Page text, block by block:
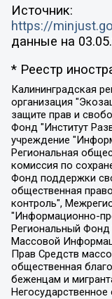
Источник:
https://
данные на
* Реестр
Калининградская региональная общественная организация "Экозащита!-Женсовет", Фонд содействия защите прав и свобод граждан "Общественный вердикт", Фонд "Институт Развития Свободы Информации", Частное учреждение "Информационное агентство МЕМО. РУ", Региональная общественная организация "Общественная комиссия по сохранению наследия академика Сахарова", Фонд поддержки свободы прессы, Санкт-Петербургская общественная правозащитная организация "Гражданский контроль", Межрегиональная общественная организация "Информационно-просветительский центр "Мемориал", Региональный Фонд "Центр Защиты Прав Средств Массовой Информации", с 05.12.2023 Фонд "Центр Защиты Прав Средств массовой информации", Региональная общественная благотворительная организация помощи беженцам и мигрантам "Гражданское содействие", Негосударственное образовательное учреждение дополнительного профессионального образования (повышение квалификации) специалистов "АКАДЕМИЯ ПО ПРАВАМ ЧЕЛОВЕКА", Свердловская региональная общественная организация "Сутяжник", Автономная некоммерческая организация "Центр независимых социологических исследований", Союз общественных объединений "Российский исследовательский центр по правам человека", Региональное общественное учреждение научно-информационный центр "МЕМОРИАЛ", Некоммерческая организация "Фонд защиты гласности", Автономная некоммерческая организация "Институт прав человека", Городская общественная организация "Екатеринбургское общество "МЕМОРИАЛ", Городская общественная организация "Рязанское историко-просветительское и правозащитное общество "Мемориал" (Рязанский Мемориал), Челябинский региональный орган общественной самодеятельности – женское общественное объединение "Женщины Евразии", Челябинский региональный орган общественной самодеятельности "Уральская правозащитная группа", Фонд содействия защите здоровья и социальной справедливости имени Андрея Рылькова, Автономная Некоммерческая Организация "Аналитический Центр Юрия Левады", Автономная некоммерческая организация социальной поддержки населения "Проект Апрель", Региональная общественная организация помощи женщинам и детям, находящимся в кризисной ситуации "Информационно-методический центр "Анна", Фонд содействия развитию массовых коммуникаций и правовому просвещению "Так-так-Так", Фонд содействия устойчивому развитию "Серебряная тайга", Свердловский региональный общественный фонд социальных проектов "Новое время", "Idel.Реалии", Кавказ.Реалии, Крым.Реалии, Телеканал Настоящее Время, Татаро-башкирская служба Радио Свобода (Azatliq Radiosi), Радио Свободная Европа/Радио Свобода (PCE/PC), "Сибирь.Реалии", "Фактограф", Благотворительный фонд помощи осужденным и их семьям, Автономная некоммерческая организация "Институт глобализации и социальных движений", Фонд "В защиту прав заключенных", Частное учреждение "Центр поддержки и содействия развитию средств массовой информации", Пензенский региональный общественный благотворительный фонд "Гражданский союз", "Север.Реалии", Некоммерческая организация Фонд "Правовая инициатива", Общество с ограниченной ответственностью "Радио Свободная Европа/Радио Свобода", Чешское информационное агентство "MEDIUM-ORIENT", Красноярская региональная общественная организация "Мы против СПИДа", Камалягин Денис Николаевич, Маркелов Сергей Евгеньевич, Пономарев Лев Александрович, Савицкая Людмила Алексеевна, Автономная некоммерческая организация "Центр по работе с проблемой насилия "НАСИЛИЮ.НЕТ", Межрегиональный профессиональный союз работников здравоохранения "Альянс врачей", Юридическое лицо, зарегистрированное в Латвийской Республике, SIA "Medusa Project" (регистрационный номер 40103797863, дата регистрации 10.06.2014), Некоммерческая организация "Фонд по борьбе с коррупцией", Автономная некоммерческая организация "Институт права и публичной политики", Баданин Роман Сергеевич, Гликин Максим Александрович, Железнова Мария Михайловна, Лукьянова Юлия Сергеевна, Маетная Елизавета Витальевна, Маняхин Петр Борисович, Чуракова Ольга Владимировна, Ярош Юлия Петровна, Юридическое лицо "The Insider SIA", зарегистрированное в Риге, Латвийская Республика (дата регистрации 26.06.2015), являющееся администратором доменного имени интернет-издания "The Insider SIA", https://theins.ru,